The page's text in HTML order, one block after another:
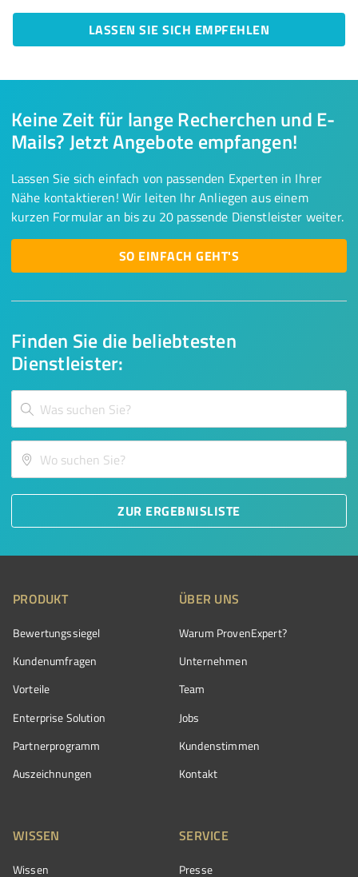
LASSEN SIE SICH EMPFEHLEN
Finden Sie die beliebtesten
Dienstleister:
ZUR ERGEBNISLISTE
Keine Zeit für lange Recherchen und E-
Mails? Jetzt Angebote empfangen!
Lassen Sie sich einfach von passenden Experten in Ihrer
Nähe kontaktieren! Wir leiten Ihr Anliegen aus einem
kurzen Formular an bis zu 20 passende Dienstleister weiter.
SO EINFACH GEHT'S
PRODUKT
Bewertungssiegel
Kundenumfragen
Vorteile
Enterprise Solution
Partnerprogramm
Auszeichnungen
ÜBER UNS
Warum ProvenExpert?
Unternehmen
Team
Jobs
Kundenstimmen
Kontakt
WISSEN
Wissen
SERVICE
Presse